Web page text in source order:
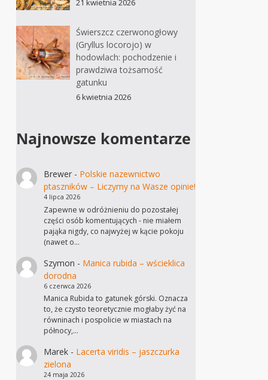
21 kwietnia 2026
Świerszcz czerwonogłowy
(Gryllus locorojo) w
hodowlach: pochodzenie i
prawdziwa tożsamość
gatunku
6 kwietnia 2026
Najnowsze komentarze
Brewer- Polskie nazewnictwo
ptaszników – Liczymy na Wasze opinie!
4 lipca 2026
Zapewne w odróżnieniu do pozostałej
części osób komentujących - nie miałem
pająka nigdy, co najwyżej w kącie pokoju
(nawet o…
Szymon - Manica rubida – wścieklica
dorodna
6 czerwca 2026
Manica Rubida to gatunek górski. Oznacza
to, że czysto teoretycznie mogłaby żyć na
równinach i pospolicie w miastach na
północy,…
Marek- Lacerta viridis – jaszczurka
zielona
24 maja 2026